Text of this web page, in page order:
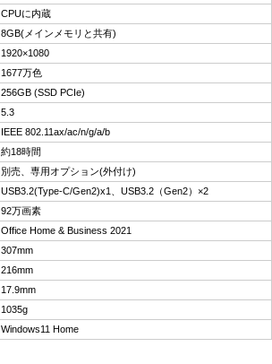
CPUに内蔵
8GB(メインメモリと共有)
1920×1080
1677万色
256GB (SSD PCIe)
5.3
IEEE 802.11ax/ac/n/g/a/b
約18時間
別売、専用オプション(外付け)
USB3.2(Type-C/Gen2)x1、USB3.2（Gen2）×2
92万画素
Office Home & Business 2021
307mm
216mm
17.9mm
1035g
Windows11 Home